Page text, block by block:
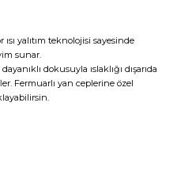
yalıtım teknolojisi sayesinde
sunar.
dokusuyla ıslaklığı dışarıda
Fermuarlı yan ceplerine özel